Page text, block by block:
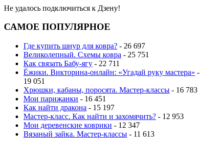
Не удалось подключиться к Дзену!
САМОЕ ПОПУЛЯРНОЕ
Где купить шнур для ковра? - 26 697
Великолепный. Схемы ковра - 25 751
Как связать Бабу-ягу - 22 711
Ёжики. Викторина-онлайн: «Угадай руку мастера» -
19 051
Хрюшки, кабаны, поросята. Мастер-классы - 16 783
Мои парижанки - 16 451
Как найти дракона - 15 197
Мастер-класс. Как найти и захомячить? - 12 953
Мои деревенские коврики - 12 347
Вязаный зайка. Мастер-классы - 11 613